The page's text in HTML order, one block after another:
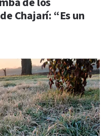
Chajarí: “Es un